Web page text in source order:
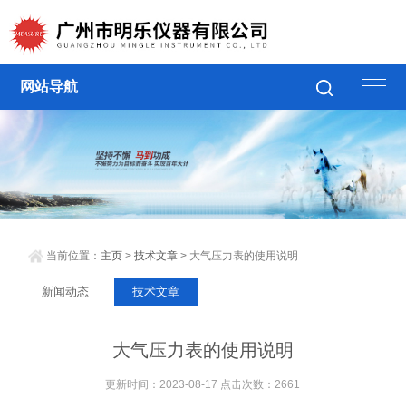
网站导航
当前位置： 主页 >技术文章 > 大气压力表的使用说明
新闻动态 技术文章
大气压力表的使用说明
更新时间：2023-08-17 点击次数：2661